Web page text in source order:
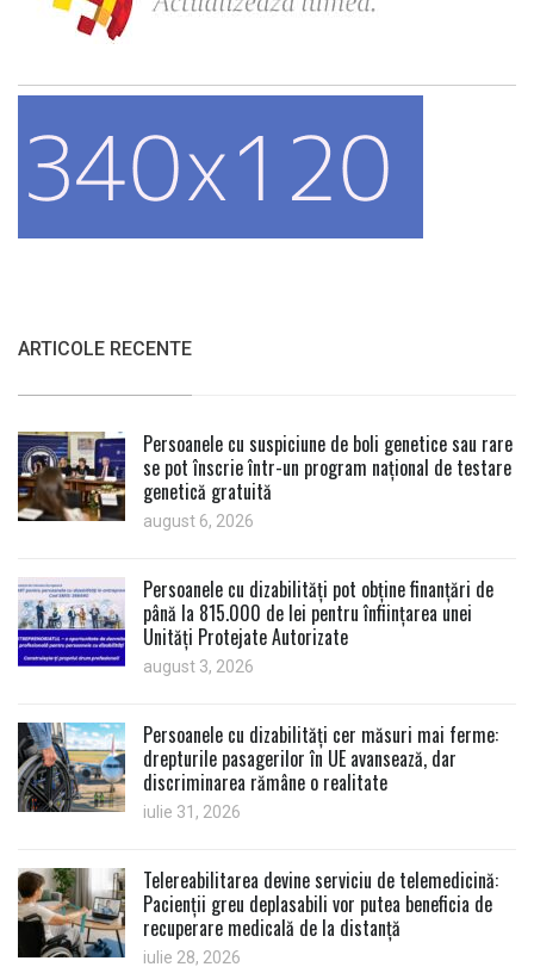
ARTICOLE RECENTE
Persoanele cu suspiciune de boli genetice sau rare
se pot înscrie într-un program național de testare
genetică gratuită
august 6, 2026
Persoanele cu dizabilități pot obține finanțări de
până la 815.000 de lei pentru înființarea unei
Unități Protejate Autorizate
august 3, 2026
Persoanele cu dizabilități cer măsuri mai ferme:
drepturile pasagerilor în UE avansează, dar
discriminarea rămâne o realitate
iulie 31, 2026
Telereabilitarea devine serviciu de telemedicină:
Pacienții greu deplasabili vor putea beneficia de
recuperare medicală de la distanță
iulie 28, 2026